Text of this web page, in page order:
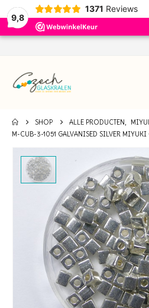
9,8
1371 Reviews
SHOP ALLE PRODUCTEN,
M-CUB-3-1051 GALVANISED SILVER MIYUKI